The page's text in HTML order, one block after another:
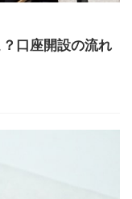
？口座開設の流れ